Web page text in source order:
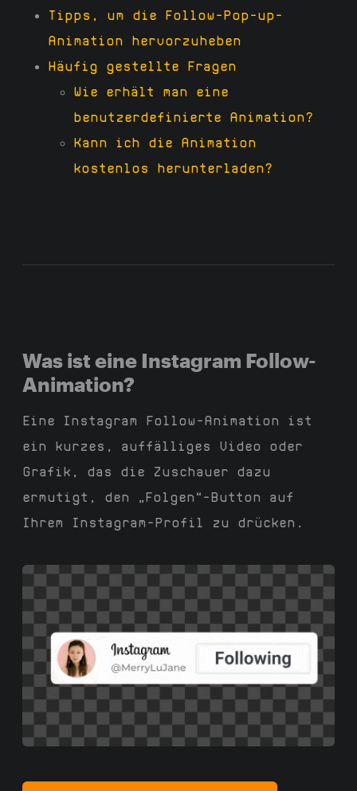
Tipps, um die Follow-Pop-up-
Animation hervorzuheben
Häufig gestellte Fragen
Wie erhält man eine
benutzerdefinierte Animation?
Kann ich die Animation
kostenlos herunterladen?
Was ist eine Instagram Follow-
Animation?
Eine Instagram Follow-Animation ist
ein kurzes, auffälliges Video oder
Grafik, das die Zuschauer dazu
ermutigt, den „Folgen“-Button auf
Ihrem Instagram-Profil zu drücken.